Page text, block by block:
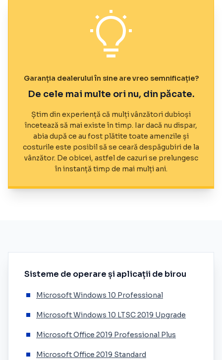
Garanția dealerului în sine are vreo semnificație?
De cele mai multe ori nu, din păcate.
Știm din experiență că mulți vânzători dubioși
încetează să mai existe în timp. Iar dacă nu dispar,
abia după ce au fost plătite toate amenzile și
costurile este posibil să se ceară despăgubiri de la
vânzător. De obicei, astfel de cazuri se prelungesc
în instanță timp de mai mulți ani.
Sisteme de operare și aplicații de birou
Microsoft Windows 10 Professional
Microsoft Windows 10 LTSC 2019 Upgrade
Microsoft Office 2019 Professional Plus
Microsoft Office 2019 Standard